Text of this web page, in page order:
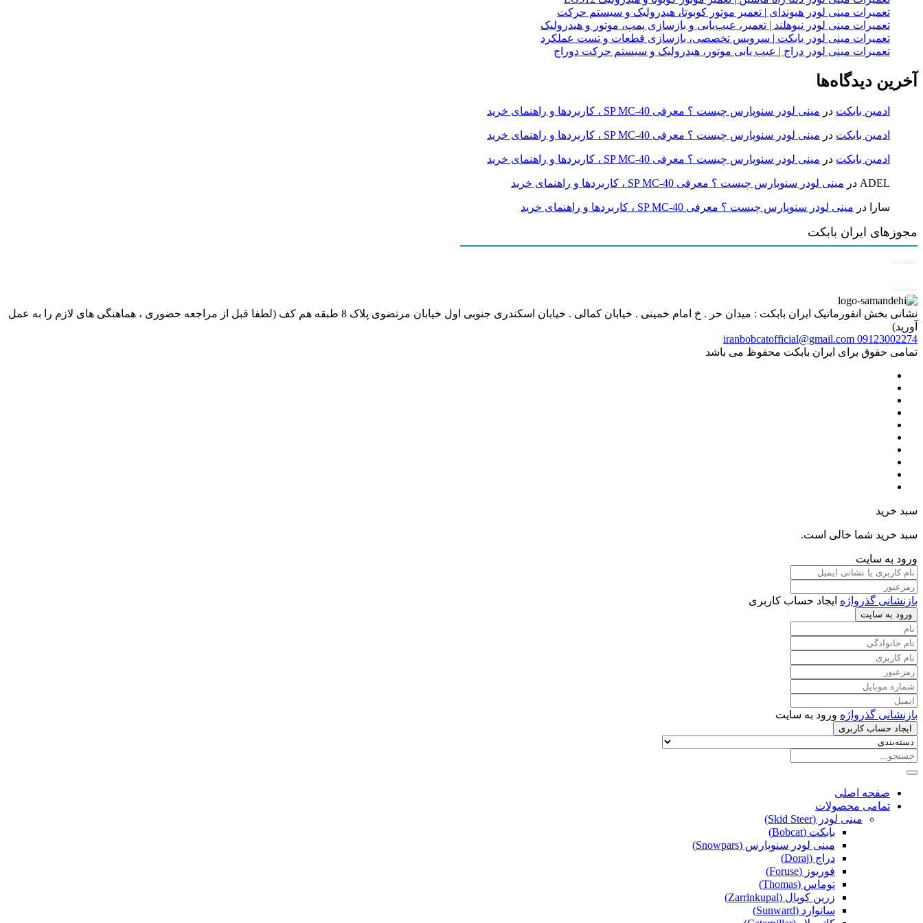
تعمیرات مینی لودر هیوندای | تعمیر موتور کوبوتا، هیدرولیک و سیستم حرکت
تعمیرات مینی لودر نیوهلند | تعمیر، عیب‌یابی و بازسازی پمپ، موتور و هیدرولیک
تعمیرات مینی لودر بابکت | سرویس تخصصی، بازسازی قطعات و تست عملکرد
تعمیرات مینی لودر دراج | عیب یابی موتور، هیدرولیک و سیستم حرکت دوراج
آخرین دیدگاه‌ها
ادمین بابکت در مینی لودر سنوپارس چیست ؟ معرفی SP MC-40 ، کاربردها و راهنمای خرید
ادمین بابکت در مینی لودر سنوپارس چیست ؟ معرفی SP MC-40 ، کاربردها و راهنمای خرید
ادمین بابکت در مینی لودر سنوپارس چیست ؟ معرفی SP MC-40 ، کاربردها و راهنمای خرید
ADEL در مینی لودر سنوپارس چیست ؟ معرفی SP MC-40 ، کاربردها و راهنمای خرید
سارا در مینی لودر سنوپارس چیست ؟ معرفی SP MC-40 ، کاربردها و راهنمای خرید
مجوزهای ایران بابکت
نشانی بخش انفورماتیک ایران بابکت : میدان حر . خ امام خمینی . خیابان کمالی . خیابان اسکندری جنوبی اول خیابان مرتضوی پلاک 8 طبقه هم کف (لطفا قبل از مراجعه حضوری ، هماهنگی های لازم را به عمل
آورید)
09123002274
iranbobcatofficial@gmail.com
تمامی حقوق برای ایران بابکت محفوظ می باشد
سبد خرید
سبد خرید شما خالی است.
ورود به سایت
بازنشانی گذرواژه ایجاد حساب کاربری
ورود به سایت
بازنشانی گذرواژه ورود به سایت
ایجاد حساب کاربری
صفحه اصلی
تمامی محصولات
مینی لودر (Skid Steer)
بابکت (Bobcat)
مینی لودر سنوپارس (Snowpars)
دراج (Doraj)
فوریوز (Foruse)
توماس (Thomas)
زرین کوپال (Zarrinkupal)
سانوارد (Sunward)